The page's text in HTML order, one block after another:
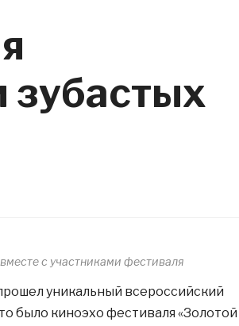
зубастых
с участниками фестиваля
уникальный всероссийский
было киноэхо фестиваля «Золотой